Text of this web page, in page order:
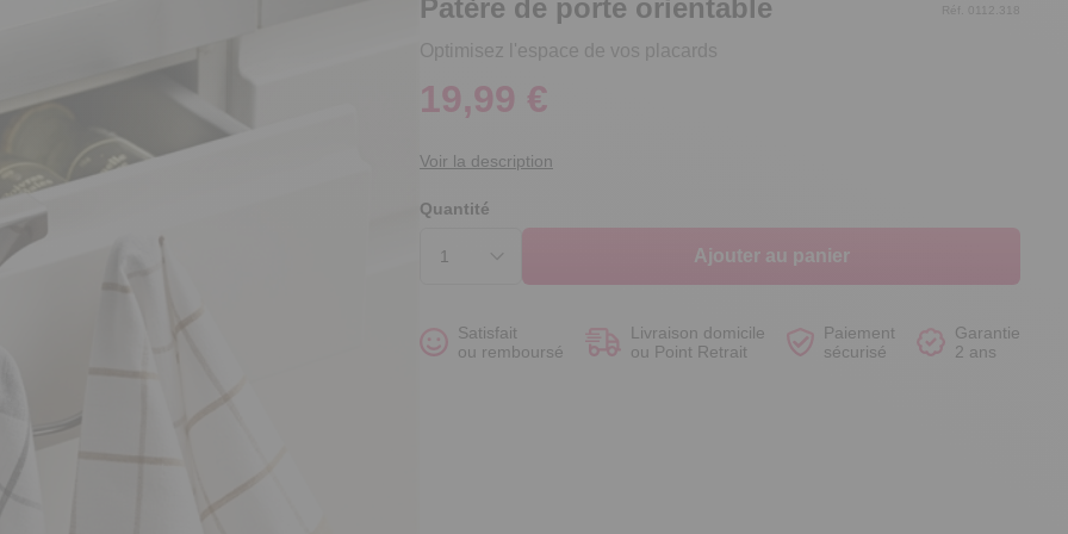
Patère de porte orientable
Optimisez l'espace de vos placards
Réf. 0112.318
19,99 €
Voir la description
Quantité
Ajouter au panier
Satisfait
ou remboursé
Livraison domicile
ou Point Retrait
Paiement
sécurisé
Garantie
2 ans